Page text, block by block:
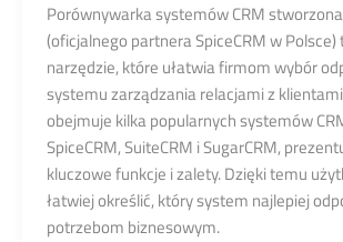
Porównywarka systemów CRM
(oficjalnego partnera SpiceCRM w
narzędzie, które ułatwia firmom wybór
systemu zarządzania relacjami z
obejmuje kilka popularnych systemów
SpiceCRM, SuiteCRM i SugarCRM,
kluczowe funkcje i zalety. Dzięki temu
łatwiej określić, który system najlepiej
potrzebom biznesowym.